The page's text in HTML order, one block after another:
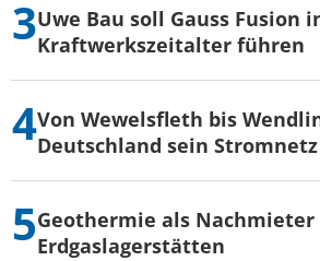
Uwe Bau soll Gauss Fusion
Kraftwerkszeitalter führen
Von Wewelsfleth bis
Deutschland sein
Geothermie als
Erdgaslagerstätten